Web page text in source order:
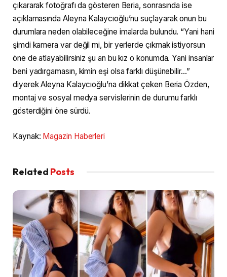
çıkararak fotoğrafı da gösteren Beria, sonrasında ise
açıklamasında Aleyna Kalaycıoğlu’nu suçlayarak onun bu
durumlara neden olabileceğine imalarda bulundu. “Yani hani
şimdi kamera var değil mi, bir yerlerde çıkmak istiyorsun
öne de atlayabilirsiniz şu an bu kız o konumda. Yani insanlar
beni yadırgamasın, kimin eşi olsa farklı düşünebilir…”
diyerek Aleyna Kalaycıoğlu’na dikkat çeken Beria Özden,
montaj ve sosyal medya servislerinin de durumu farklı
gösterdiğini öne sürdü.
Kaynak: Magazin Haberleri
Related Posts